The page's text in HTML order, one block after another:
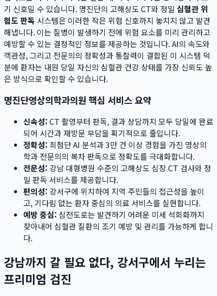
기 신호일 수 있습니다. 명진단의 고해상도 CT와 정밀 심혈관 위
험도 판독 시스템은 이러한 작은 위험 신호까지 놓치지 않고 발견
해냅니다. 이는 질병이 발생하기 전에 위험 요소를 미리 관리하고
예방할 수 있는 결정적인 정보를 제공하는 것입니다. AI의 속도와
객관성, 그리고 전문의의 정확성과 통찰력이 결합된 이 시스템 덕
분에 환자는 내원 당일 자신의 심혈관 건강 상태를 가장 신뢰도 높
은 방식으로 확인할 수 있습니다.
명진단영상의학과의원 핵심 서비스 요약
신속성: CT 촬영부터 판독, 결과 상담까지 모두 당일에 완료
되어 시간과 재방문 부담을 획기적으로 줄입니다.
정확성: 최첨단 AI 분석과 3만 건 이상 경험을 가진 영상의
학과 전문의의 복차 판독으로 정확도를 극대화합니다.
전문성: 강남 대형병원 수준의 고해상도 심장 CT 검사와 정
밀 판독 서비스를 제공합니다.
편의성: 강서구에 위치하여 지역 주민들의 접근성을 높이
고, 기다림 없는 환자 중심의 의료 서비스를 실현합니다.
예방 중심: 심전도로는 발견하기 어려운 미세 석회화까지
찾아내어 심혈관 질환의 조기 예방 및 관리를 가능하게 합니
다.
강남까지 갈 필요 없다, 강서구에서 누리는
프리미엄 검진